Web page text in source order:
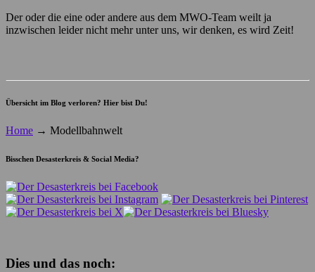
Der oder die eine oder andere aus dem MWO-Team weilt ja
inzwischen leider nicht mehr unter uns, wir denken, es wird Zeit!
Übersicht im Blog verloren? Hier bist Du!
Home → Modellbahnwelt
Bisschen Desasterkreis & Social Media?
Dies und das noch: